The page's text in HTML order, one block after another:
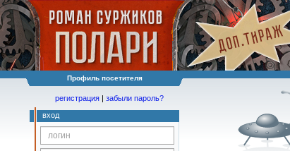
Профиль посетителя
регистрация | забыли пароль?
вход